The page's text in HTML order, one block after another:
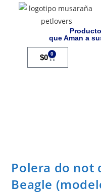
que Aman a
$0 0
Polera do not
Beagle